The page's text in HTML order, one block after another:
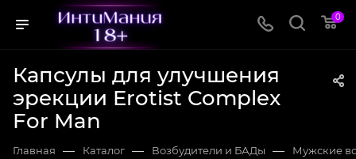
0
Капсулы для улучшения
эрекции Erotist Complex
For Man
Главная — Каталог — Возбудители и БАДы — Мужские